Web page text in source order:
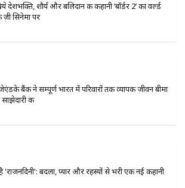
देशभक्ति, शौर्य और बलिदान की कहानी ‘बॉर्डर 2’ का वर्ल्ड
ज़ी सिनेमा पर
बैंक ने सम्पूर्ण भारत में परिवारों तक व्यापक जीवन बीमा
की
बदला, प्यार और रहस्यों से भरी एक नई कहानी